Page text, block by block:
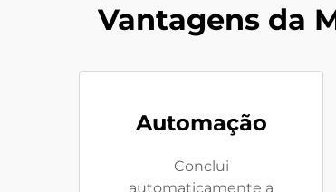
Vantagens da
Automação
Conclui
automaticamente a